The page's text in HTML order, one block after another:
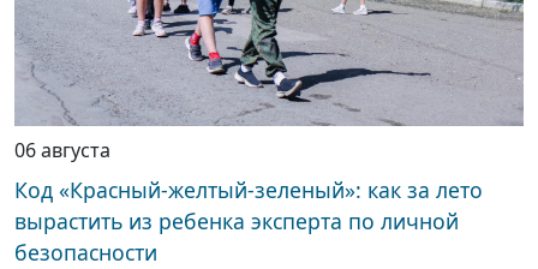
06 августа
Код «Красный-желтый-зеленый»: как за лето
вырастить из ребенка эксперта по личной
безопасности